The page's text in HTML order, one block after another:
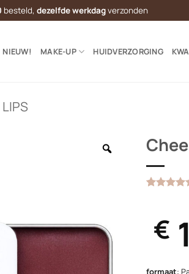
besteld, dezelfde werkdagverzonden
NIEUW! MAKE-UP HUIDVERZORGING
op€
formaat: